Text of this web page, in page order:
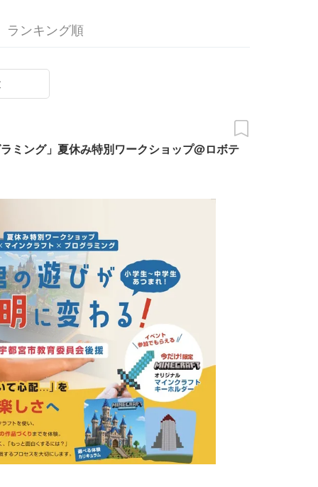
ランキング順
ミング」夏休み特別ワークショップ@ロボテ